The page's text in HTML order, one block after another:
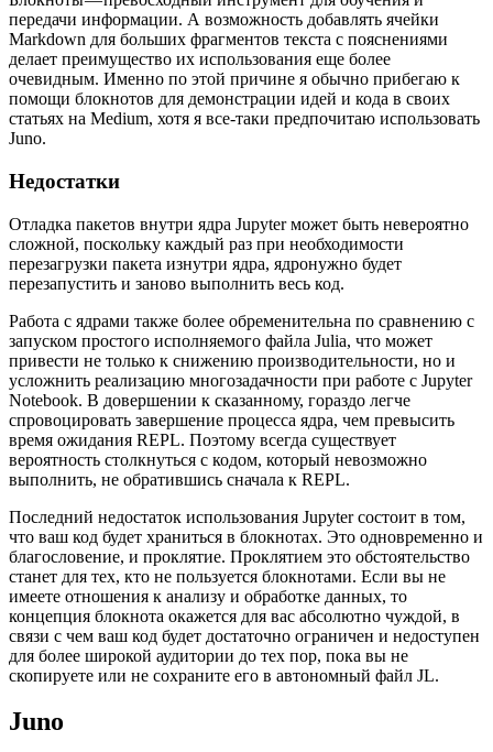
передачи информации. А возможность добавлять ячейки
Markdown для больших фрагментов текста с пояснениями
делает преимущество их использования еще более
очевидным. Именно по этой причине я обычно прибегаю к
помощи блокнотов для демонстрации идей и кода в своих
статьях на Medium, хотя я все-таки предпочитаю использовать
Juno.
Недостатки
Отладка пакетов внутри ядра Jupyter может быть невероятно
сложной, поскольку каждый раз при необходимости
перезагрузки пакета изнутри ядра, ядронужно будет
перезапустить и заново выполнить весь код.
Работа с ядрами также более обременительна по сравнению с
запуском простого исполняемого файла Julia, что может
привести не только к снижению производительности, но и
усложнить реализацию многозадачности при работе с Jupyter
Notebook. В довершении к сказанному, гораздо легче
спровоцировать завершение процесса ядра, чем превысить
время ожидания REPL. Поэтому всегда существует
вероятность столкнуться с кодом, который невозможно
выполнить, не обратившись сначала к REPL.
Последний недостаток использования Jupyter состоит в том,
что ваш код будет храниться в блокнотах. Это одновременно и
благословение, и проклятие. Проклятием это обстоятельство
станет для тех, кто не пользуется блокнотами. Если вы не
имеете отношения к анализу и обработке данных, то
концепция блокнота окажется для вас абсолютно чуждой, в
связи с чем ваш код будет достаточно ограничен и недоступен
для более широкой аудитории до тех пор, пока вы не
скопируете или не сохраните его в автономный файл JL.
Juno